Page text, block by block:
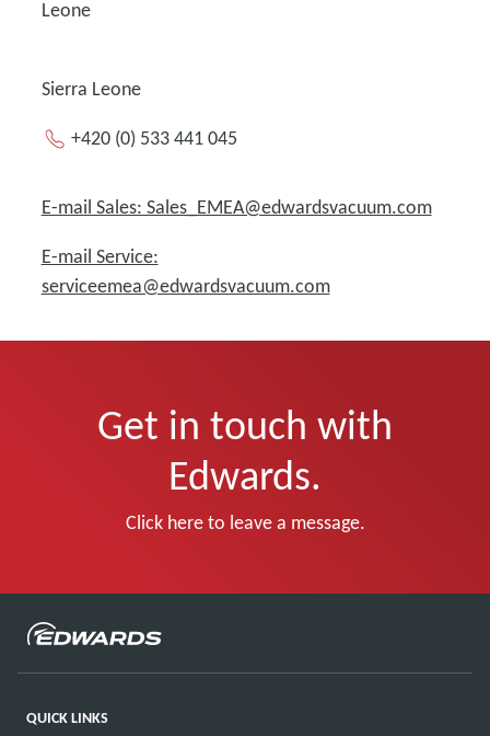
Leone
Sierra Leone
+420 (0) 533 441 045
E-mail Sales: Sales_EMEA@edwardsvacuum.com
E-mail Service:
serviceemea@edwardsvacuum.com
Get in touch with
Edwards.
Click here to leave a message.
QUICK LINKS